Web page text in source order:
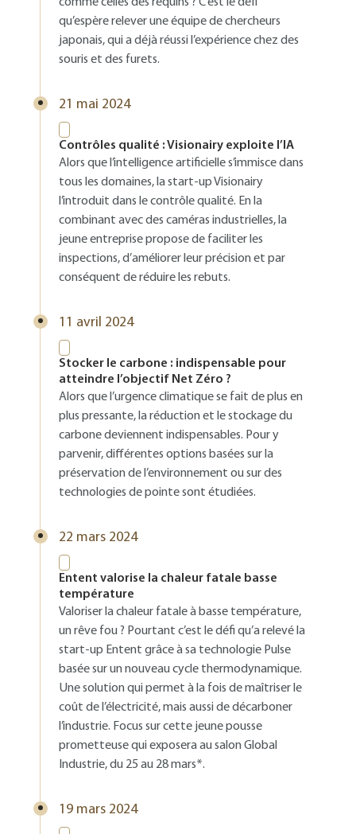
qu’espère relever une équipe de chercheurs
japonais, qui a déjà réussi l’expérience chez des
souris et des furets.
21 mai 2024
Contrôles qualité : Visionairy exploite l’IA
Alors que l’intelligence artificielle s’immisce dans
tous les domaines, la start-up Visionairy
l’introduit dans le contrôle qualité. En la
combinant avec des caméras industrielles, la
jeune entreprise propose de faciliter les
inspections, d’améliorer leur précision et par
conséquent de réduire les rebuts.
11 avril 2024
Stocker le carbone : indispensable pour
atteindre l’objectif Net Zéro ?
Alors que l’urgence climatique se fait de plus en
plus pressante, la réduction et le stockage du
carbone deviennent indispensables. Pour y
parvenir, différentes options basées sur la
préservation de l’environnement ou sur des
technologies de pointe sont étudiées.
22 mars 2024
Entent valorise la chaleur fatale basse
température
Valoriser la chaleur fatale à basse température,
un rêve fou ? Pourtant c’est le défi qu’a relevé la
start-up Entent grâce à sa technologie Pulse
basée sur un nouveau cycle thermodynamique.
Une solution qui permet à la fois de maîtriser le
coût de l’électricité, mais aussi de décarboner
l’industrie. Focus sur cette jeune pousse
prometteuse qui exposera au salon Global
Industrie, du 25 au 28 mars*.
19 mars 2024